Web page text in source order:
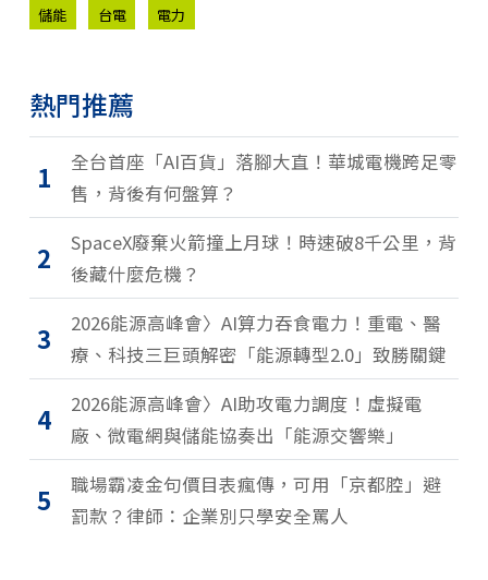
儲能 台電 電力
熱門推薦
1
全台首座「AI百貨」落腳大直！華城電機跨足零
售，背後有何盤算？
2
SpaceX廢棄火箭撞上月球！時速破8千公里，背
後藏什麼危機？
3
2026能源高峰會〉AI算力吞食電力！重電、醫
療、科技三巨頭解密「能源轉型2.0」致勝關鍵
4
2026能源高峰會〉AI助攻電力調度！虛擬電
廠、微電網與儲能協奏出「能源交響樂」
5
職場霸凌金句價目表瘋傳，可用「京都腔」避
罰款？律師：企業別只學安全罵人